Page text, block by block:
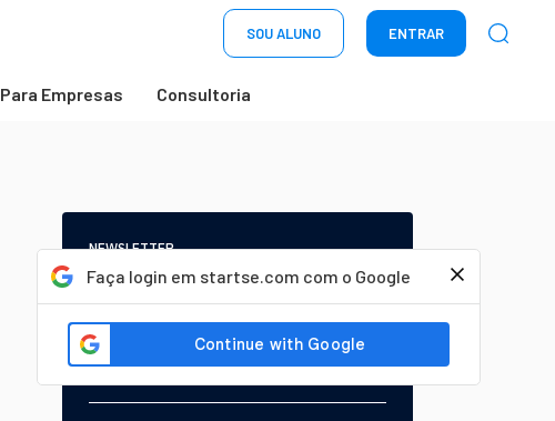
SOU ALUNO ENTRAR
Para Empresas Consultoria
Faça login em startse.com com o Google
NEWSLETTER
Start Seu dia:
A Newsletter do AGORA!